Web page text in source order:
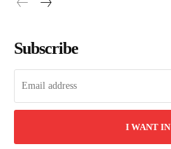
Subscribe
I WANT IN